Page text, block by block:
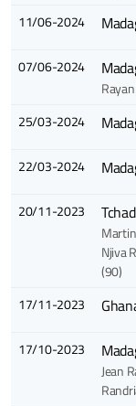
11/06-2024
07/06-2024
25/03-2024
22/03-2024
20/11-2023
Njiva
(90)
17/11-2023
17/10-2023
Jean